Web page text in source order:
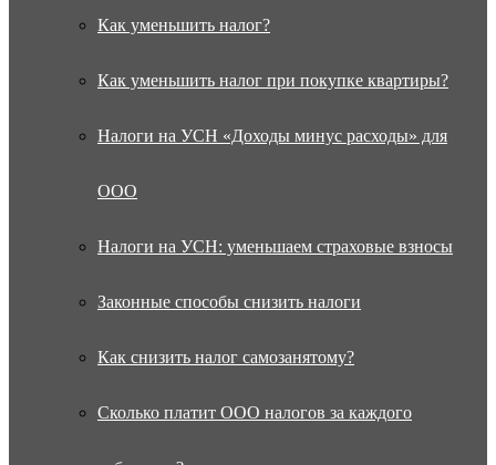
Как уменьшить налог?
Как уменьшить налог при покупке квартиры?
Налоги на УСН «Доходы минус расходы» для
ООО
Налоги на УСН: уменьшаем страховые взносы
Законные способы снизить налоги
Как снизить налог самозанятому?
Сколько платит ООО налогов за каждого